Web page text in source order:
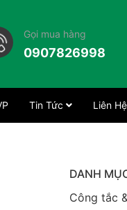
Gọi mua hàng
0907826998
Tin Tức Liên Hệ
DANH
Công tắc